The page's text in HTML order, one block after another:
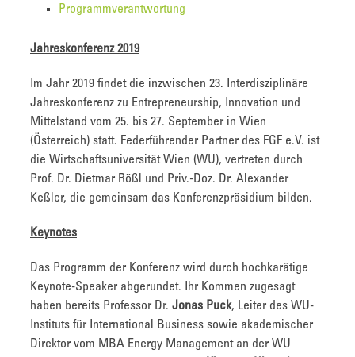
Programmverantwortung
Jahreskonferenz 2019
Im Jahr 2019 findet die inzwischen 23. Interdisziplinäre
Jahreskonferenz zu Entrepreneurship, Innovation und
Mittelstand vom 25. bis 27. September in Wien
(Österreich) statt. Federführender Partner des FGF e.V. ist
die Wirtschaftsuniversität Wien (WU), vertreten durch
Prof. Dr. Dietmar Rößl und Priv.-Doz. Dr. Alexander
Keßler, die gemeinsam das Konferenzpräsidium bilden.
Keynotes
Das Programm der Konferenz wird durch hochkarätige
Keynote-Speaker abgerundet. Ihr Kommen zugesagt
haben bereits Professor Dr. Jonas Puck, Leiter des WU-
Instituts für International Business sowie akademischer
Direktor vom MBA Energy Management an der WU